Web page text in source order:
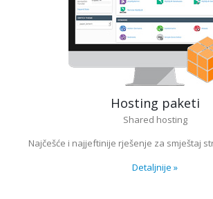
Hosting paketi
Shared hosting
Najčešće i najjeftinije rješenje za smještaj
Detaljnije »